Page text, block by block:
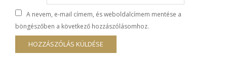
A nevem, e-mail címem, és weboldalcímem mentése a
böngészőben a következő hozzászólásomhoz.